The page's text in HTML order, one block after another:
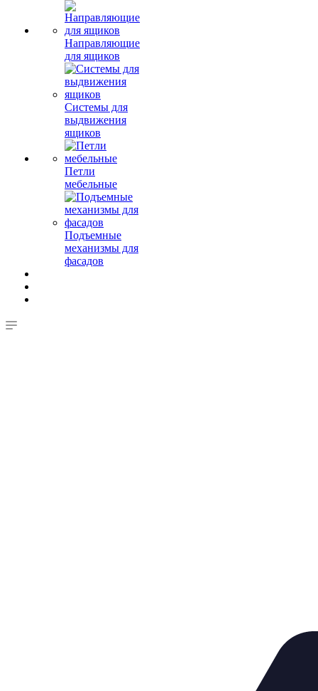
Направляющие
для ящиков
Системы для
выдвижения
ящиков
Петли
мебельные
Подъемные
механизмы для
фасадов